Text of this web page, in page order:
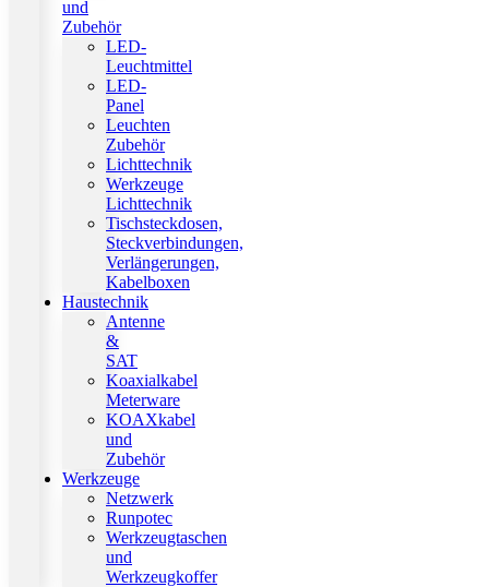
und
Zubehör
LED-
Leuchtmittel
LED-
Panel
Leuchten
Zubehör
Lichttechnik
Werkzeuge
Lichttechnik
Tischsteckdosen,
Steckverbindungen,
Verlängerungen,
Kabelboxen
Haustechnik
Antenne
&
SAT
Koaxialkabel
Meterware
KOAXkabel
und
Zubehör
Werkzeuge
Netzwerk
Runpotec
Werkzeugtaschen
und
Werkzeugkoffer